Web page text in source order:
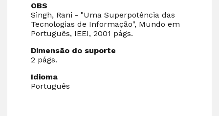
OBS
Singh, Rani - "Uma Superpotência das
Tecnologias de Informação", Mundo em
Português, IEEI, 2001 págs.
Dimensão do suporte
2 págs.
Idioma
Português